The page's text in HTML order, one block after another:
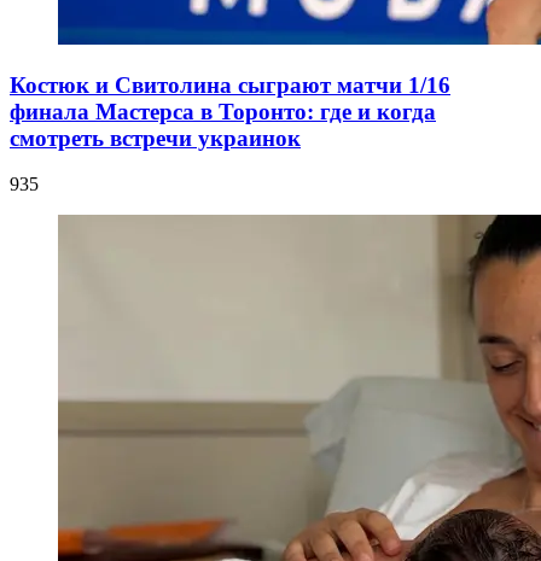
Костюк и Свитолина сыграют матчи 1/16
финала Мастерса в Торонто: где и когда
смотреть встречи украинок
935